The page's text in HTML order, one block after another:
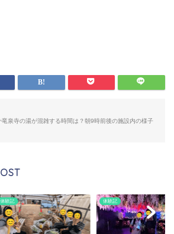
竜泉寺の湯が混雑する時間は？朝9時前後の施設内の様子
体験記 体験記